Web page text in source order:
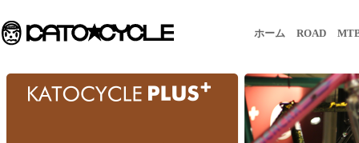
ホーム ROAD